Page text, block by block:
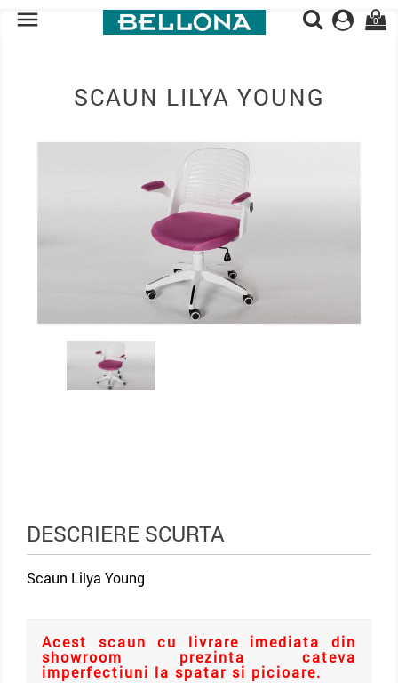
 0
SCAUN LILYA YOUNG
DESCRIERE SCURTA
Scaun Lilya Young
Acest scaun cu livrare imediata din
showroom prezinta cateva
imperfectiuni la spatar si picioare.